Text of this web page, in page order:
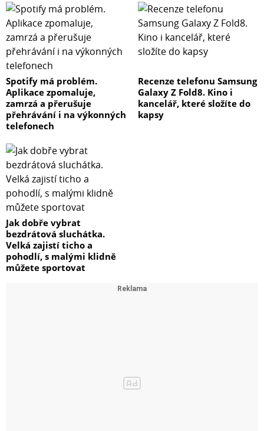
Spotify má problém.
Aplikace zpomaluje,
zamrzá a přerušuje
přehrávání i na výkonných
telefonech
Recenze telefonu Samsung
Galaxy Z Fold8. Kino i
kancelář, které složíte do
kapsy
Jak dobře vybrat
bezdrátová sluchátka.
Velká zajistí ticho a
pohodlí, s malými klidně
můžete sportovat